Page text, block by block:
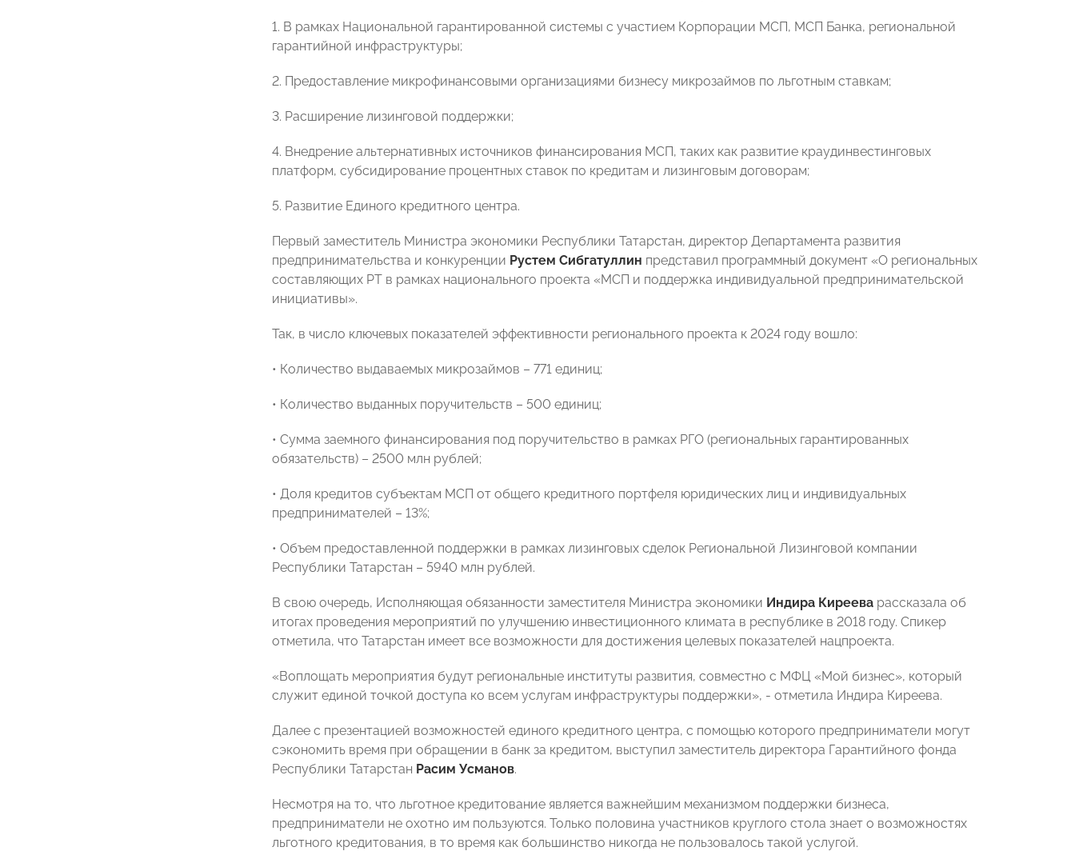
1. В рамках Национальной гарантированной системы с участием Корпорации МСП, МСП Банка, региональной
гарантийной инфраструктуры;
2. Предоставление микрофинансовыми организациями бизнесу микрозаймов по льготным ставкам;
3. Расширение лизинговой поддержки;
4. Внедрение альтернативных источников финансирования МСП, таких как развитие краудинвестинговых
платформ, субсидирование процентных ставок по кредитам и лизинговым договорам;
5. Развитие Единого кредитного центра.
Первый заместитель Министра экономики Республики Татарстан, директор Департамента развития
предпринимательства и конкуренции Рустем Сибгатуллин представил программный документ «О региональных
составляющих РТ в рамках национального проекта «МСП и поддержка индивидуальной предпринимательской
инициативы».
Так, в число ключевых показателей эффективности регионального проекта к 2024 году вошло:
• Количество выдаваемых микрозаймов – 771 единиц;
• Количество выданных поручительств – 500 единиц;
• Сумма заемного финансирования под поручительство в рамках РГО (региональных гарантированных
обязательств) – 2500 млн рублей;
• Доля кредитов субъектам МСП от общего кредитного портфеля юридических лиц и индивидуальных
предпринимателей – 13%;
• Объем предоставленной поддержки в рамках лизинговых сделок Региональной Лизинговой компании
Республики Татарстан – 5940 млн рублей.
В свою очередь, Исполняющая обязанности заместителя Министра экономики Индира Киреева рассказала об
итогах проведения мероприятий по улучшению инвестиционного климата в республике в 2018 году. Спикер
отметила, что Татарстан имеет все возможности для достижения целевых показателей нацпроекта.
«Воплощать мероприятия будут региональные институты развития, совместно с МФЦ «Мой бизнес», который
служит единой точкой доступа ко всем услугам инфраструктуры поддержки», - отметила Индира Киреева.
Далее с презентацией возможностей единого кредитного центра, с помощью которого предприниматели могут
сэкономить время при обращении в банк за кредитом, выступил заместитель директора Гарантийного фонда
Республики Татарстан Расим Усманов.
Несмотря на то, что льготное кредитование является важнейшим механизмом поддержки бизнеса,
предприниматели не охотно им пользуются. Только половина участников круглого стола знает о возможностях
льготного кредитования, в то время как большинство никогда не пользовалось такой услугой.